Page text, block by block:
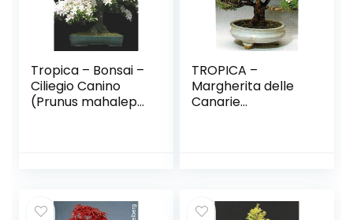
Tropica – Bonsai –
Ciliegio Canino
(Prunus mahalep)
TROPICA –
Margherita delle
Canarie